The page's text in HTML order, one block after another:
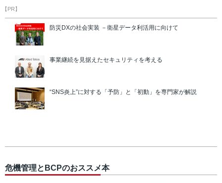
【PR】
防災DXの社会実装 －衛星データ利活用に向けて
事業継続を見据えたセキュリティを考える
“SNS炎上”に対する「予防」と「初動」を専門家が解説
危機管理とBCPのおススメ本